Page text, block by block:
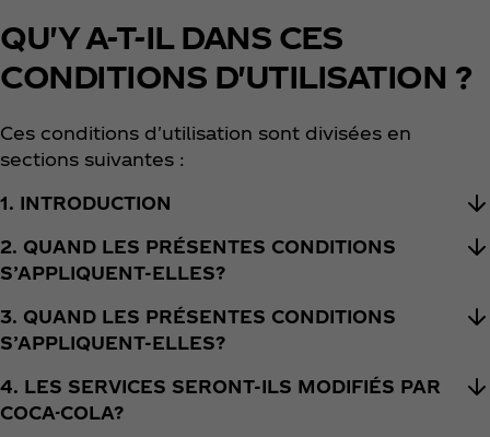
QU'Y A-T-IL DANS CES
CONDITIONS D'UTILISATION ?
Ces conditions d'utilisation sont divisées en
sections suivantes :
1. INTRODUCTION
2. QUAND LES PRÉSENTES CONDITIONS
S’APPLIQUENT-ELLES?
3. QUAND LES PRÉSENTES CONDITIONS
S’APPLIQUENT-ELLES?
4. LES SERVICES SERONT-ILS MODIFIÉS PAR
COCA-COLA?